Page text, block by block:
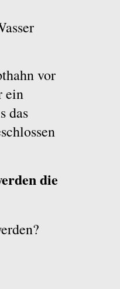
vor
ein
das
die